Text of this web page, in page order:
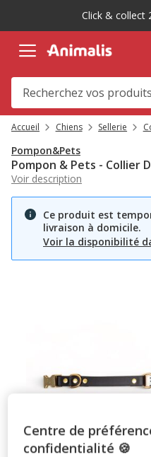
message,
Click & collect
Accueil Chiens Sellerie
Pompon&Pets
Pompon & Pets - Collier
Voir description
Ce produit est
livraison à domicile.
Voir la disponibilité
Centre de
confidentialité 🍪